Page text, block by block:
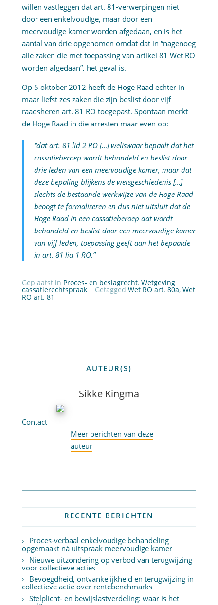
willen vastleggen dat art. 81-verwerpingen niet
door een enkelvoudige, maar door een
meervoudige kamer worden afgedaan, en is het
aantal van drie opgenomen omdat dat in “nagenoeg
alle zaken die met toepassing van artikel 81 Wet RO
worden afgedaan”, het geval is.
Op 5 oktober 2012 heeft de Hoge Raad echter in
maar liefst zes zaken die zijn beslist door vijf
raadsheren art. 81 RO toegepast. Spontaan merkt
de Hoge Raad in die arresten maar even op:
“dat art. 81 lid 2 RO […] weliswaar bepaalt dat het
cassatieberoep wordt behandeld en beslist door
drie leden van een meervoudige kamer, maar dat
deze bepaling blijkens de wetsgeschiedenis […]
slechts de bestaande werkwijze van de Hoge Raad
beoogt te formaliseren en dus niet uitsluit dat de
Hoge Raad in een cassatieberoep dat wordt
behandeld en beslist door een meervoudige kamer
van vijf leden, toepassing geeft aan het bepaalde
in art. 81 lid 1 RO.”
Geplaatst in Proces- en beslagrecht, Wetgeving
cassatierechtspraak| Getagged Wet RO art. 80a, Wet
RO art. 81
AUTEUR(S)
Sikke Kingma
Contact
Meer berichten van deze
auteur
RECENTE BERICHTEN
Proces-verbaal enkelvoudige behandeling
opgemaakt ná uitspraak meervoudige kamer
Nieuwe uitzondering op verbod van terugwijzing
voor collectieve acties
Bevoegdheid, ontvankelijkheid en terugwijzing in
collectieve actie over rentebenchmarks
Stelplicht- en bewijslastverdeling: waar is het